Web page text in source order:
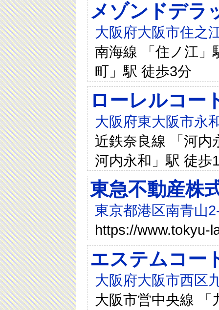
メゾンドデラ
大阪府大阪市住之
南海線 「住ノ江」
町」駅 徒歩3分
ローレルコー
大阪府東大阪市永
近鉄奈良線 「河内
河内永和」駅 徒歩
東急不動産株
東京都港区南青
https://www.tokyu-
エステムコー
大阪府大阪市西区
大阪市営中央線 「